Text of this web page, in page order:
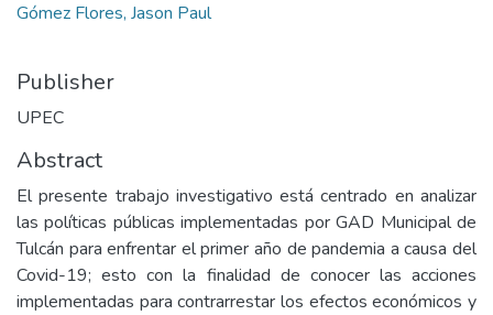
Gómez Flores, Jason Paul
Publisher
UPEC
Abstract
El presente trabajo investigativo está centrado en analizar
las políticas públicas implementadas por GAD Municipal de
Tulcán para enfrentar el primer año de pandemia a causa del
Covid-19; esto con la finalidad de conocer las acciones
implementadas para contrarrestar los efectos económicos y